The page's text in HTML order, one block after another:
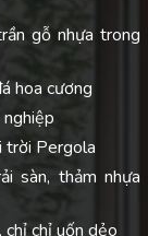
gỗ nhựa trong
hoa cương
trời Pergola
sàn, thảm nhựa
chỉ chỉ uốn dẻo